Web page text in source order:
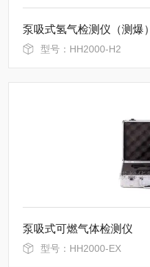
泵吸式氢气检测仪（测爆）
型号：HH2000-H2
泵吸式可燃气体检测仪
型号：HH2000-EX